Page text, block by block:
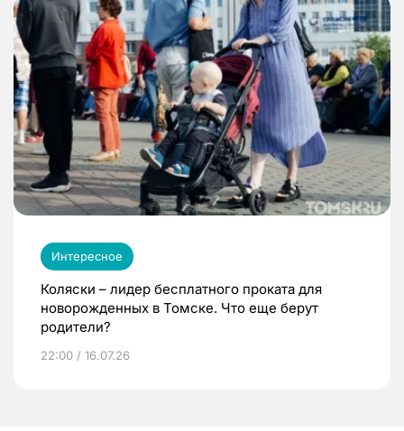
Интересное
Коляски – лидер бесплатного проката для
новорожденных в Томске. Что еще берут
родители?
22:00 / 16.07.26